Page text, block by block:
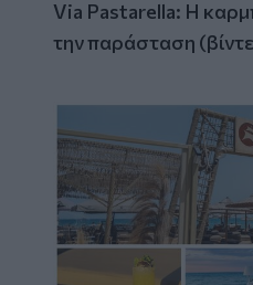
Via Pastarella: Η
την παράσταση